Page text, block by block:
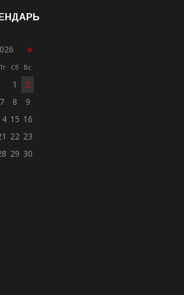
»
Сб Вс
1
2
7 8
9
15 16
22 23
29 30